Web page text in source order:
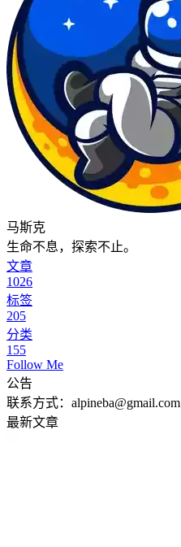
马斯克
生命不息，探索不止。
文章
1026
标签
205
分类
155
Follow Me
公告
联系方式：alpineba@gmail.com
最新文章